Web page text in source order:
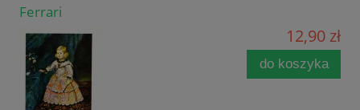
Ferrari
12,90 zł
do koszyka